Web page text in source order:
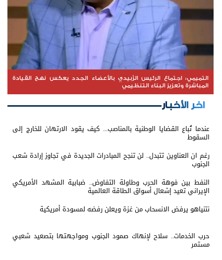
التميمي: اجتماع الرئيس الزُبيدي بالأعضاء الجدد يعكس نهج القيادة
المباشرة وتعزيز البناء التنظيمي
اخر الأخبار
عندما تُباع القضايا الوطنية بالمناصب... كيف يقود الارتهان للخارج إلى
السقوط
رغم ان العناوين تتبدل.. لن تنجح المبادرات الجديدة في تجاوز إرادة شعب
الجنوب
النفط بين فوهة الحرب وطاولة التفاوض.. ضبابية المشهد الأمريكي
الإيراني تعيد إشعال أسواق الطاقة العالمية
نتنياهو يرفض الانسحاب من غزة ويعلن رفضه لمسودة أمريكية
حرب الخدمات.. سلاح لإنهاك صمود الجنوب ومواجهتها بتصعيد شعبي
مستمر